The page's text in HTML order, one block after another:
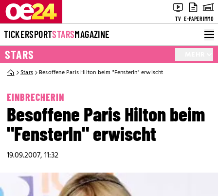
TV E-PAPERIMMO
TICKERSPORTSTARSMAGAZINE
STARS
Stars Besoffene Paris Hilton beim "Fensterln" erwischt
EINBRECHERIN
Besoffene Paris Hilton beim
"Fensterln" erwischt
19.09.2007, 11:32